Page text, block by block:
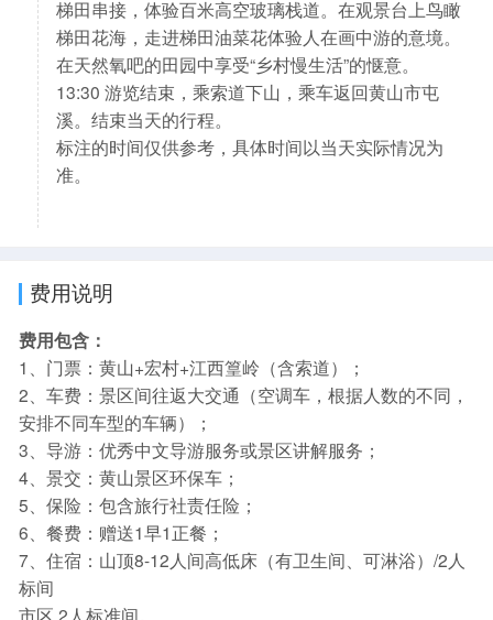
梯田串接，体验百米高空玻璃栈道。在观景台上鸟瞰
梯田花海，走进梯田油菜花体验人在画中游的意境。
在天然氧吧的田园中享受“乡村慢生活”的惬意。
13:30 游览结束，乘索道下山，乘车返回黄山市屯
溪。结束当天的行程。
标注的时间仅供参考，具体时间以当天实际情况为
准。
费用说明
费用包含：
1、门票：黄山+宏村+江西篁岭（含索道）；
2、车费：景区间往返大交通（空调车，根据人数的不同，
安排不同车型的车辆）；
3、导游：优秀中文导游服务或景区讲解服务；
4、景交：黄山景区环保车；
5、保险：包含旅行社责任险；
6、餐费：赠送1早1正餐；
7、住宿：山顶8-12人间高低床（有卫生间、可淋浴）/2人
标间
市区 2人标准间。